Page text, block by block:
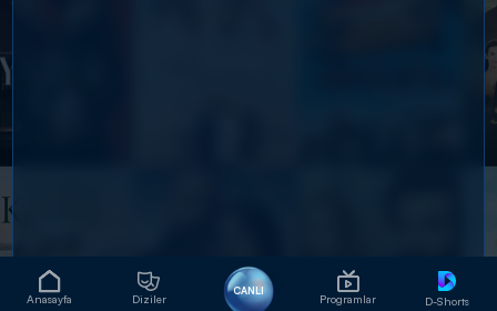
Anasayfa Diziler
CANLI
Programlar D-Shorts